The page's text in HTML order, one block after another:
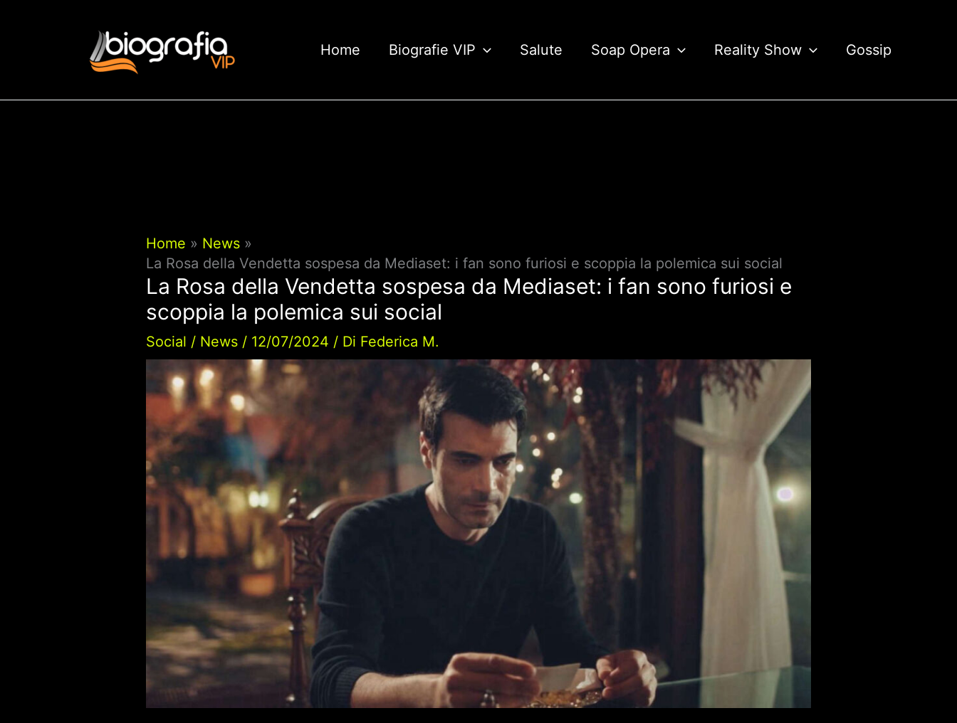
Home Biografie VIP Salute Soap Opera Reality Show Gossip
Home
News
La Rosa della Vendetta sospesa da Mediaset: i fan sono furiosi e scoppia la polemica sui social
La Rosa della Vendetta sospesa da Mediaset: i fan sono furiosi e
scoppia la polemica sui social
Social / News / 12/07/2024 / Di Federica M.